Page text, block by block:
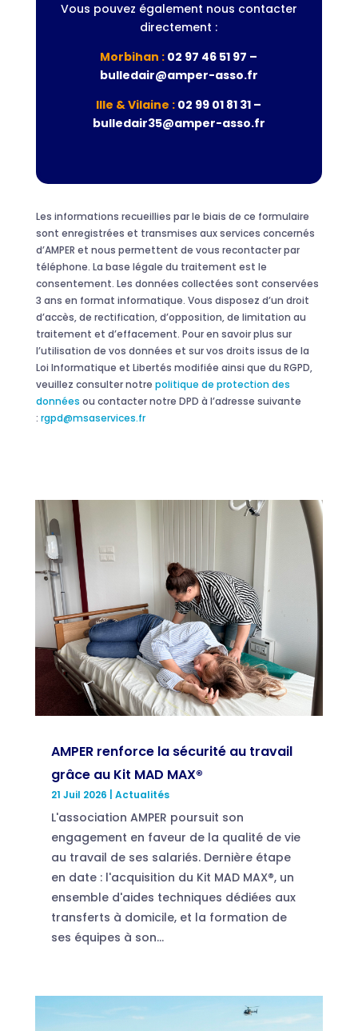
Vous pouvez également nous contacter
directement :
Morbihan : 02 97 46 51 97 –
bulledair@amper-asso.fr
Ille & Vilaine : 02 99 01 81 31 –
bulledair35@amper-asso.fr
Les informations recueillies par le biais de ce formulaire
sont enregistrées et transmises aux services concernés
d’AMPER et nous permettent de vous recontacter par
téléphone. La base légale du traitement est le
consentement. Les données collectées sont conservées
3 ans en format informatique. Vous disposez d’un droit
d’accès, de rectification, d’opposition, de limitation au
traitement et d’effacement. Pour en savoir plus sur
l’utilisation de vos données et sur vos droits issus de la
Loi Informatique et Libertés modifiée ainsi que du RGPD,
veuillez consulter notre politique de protection des
données ou contacter notre DPD à l’adresse suivante
: rgpd@msaservices.fr
AMPER renforce la sécurité au travail
grâce au Kit MAD MAX®
21 Juil 2026 Actualités
L'association AMPER poursuit son
engagement en faveur de la qualité de vie
au travail de ses salariés. Dernière étape
en date : l'acquisition du Kit MAD MAX®, un
ensemble d'aides techniques dédiées aux
transferts à domicile, et la formation de
ses équipes à son...